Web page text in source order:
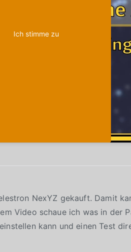
Ich stimme zu
NexYZ gekauft. Damit
Video schaue ich was in der
kann und einen Test